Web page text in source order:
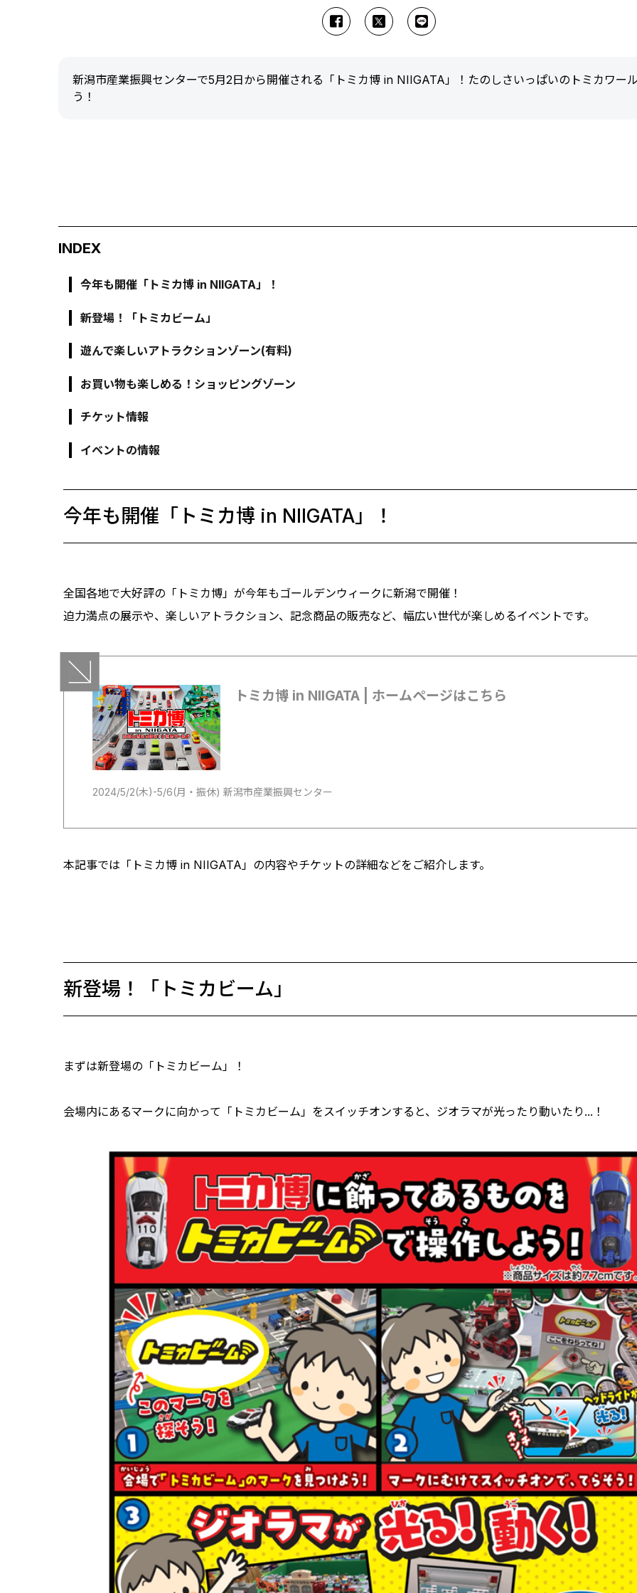
新潟市産業振興センターで5月2日から開催される「トミカ博 in NIIGATA」！たのしさいっぱいのトミカワー
う！
INDEX
今年も開催「トミカ博 in NIIGATA」！
新登場！「トミカビーム」
遊んで楽しいアトラクションゾーン(有料)
お買い物も楽しめる！ショッピングゾーン
チケット情報
イベントの情報
今年も開催「トミカ博 in NIIGATA」！
全国各地で大好評の「トミカ博」が今年もゴールデンウィークに新潟で開催！
迫力満点の展示や、楽しいアトラクション、記念商品の販売など、幅広い世代が楽しめるイベントです。
トミカ博 in NIIGATA | ホームページはこちら
2024/5/2(木)-5/6(月・振休) 新潟市産業振興センター
本記事では「トミカ博 in NIIGATA」の内容やチケットの詳細などをご紹介します。
新登場！「トミカビーム」
まずは新登場の「トミカビーム」！
会場内にあるマークに向かって「トミカビーム」をスイッチオンすると、ジオラマが光ったり動いたり...！